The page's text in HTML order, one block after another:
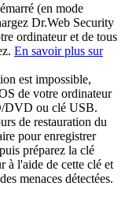
(en mode
Dr.Web Security
ordinateur et de tous
En savoir plus sur
est impossible,
de votre ordinateur
DVD ou clé USB.
de restauration du
pour enregistrer
préparez la clé
à l'aide de cette clé et
menaces détectées.